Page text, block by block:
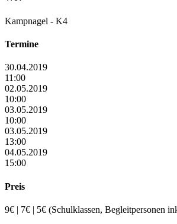
Kampnagel - K4
Termine
30.04.2019
11:00
02.05.2019
10:00
03.05.2019
10:00
03.05.2019
13:00
04.05.2019
15:00
Preis
9€ | 7€ | 5€ (Schulklassen, Begleitpersonen